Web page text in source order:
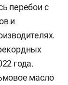
перебои с
и
года.
масло